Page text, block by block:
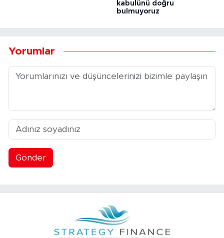
kabulünü doğru
bulmuyoruz
Yorumlar
Gönder